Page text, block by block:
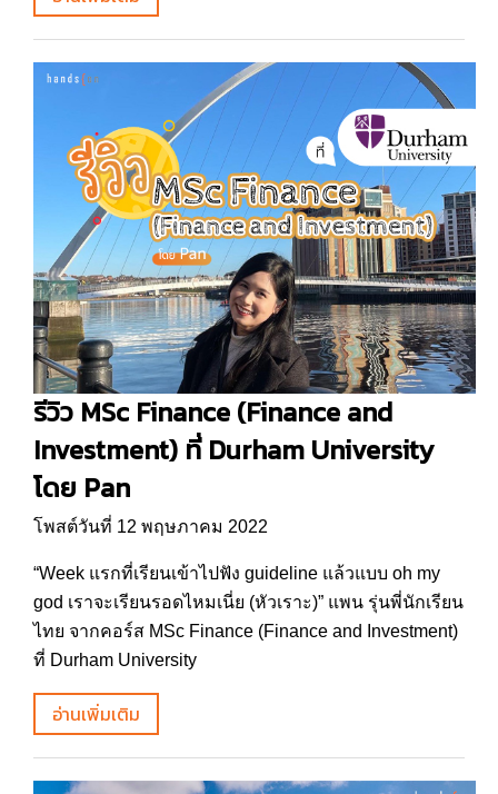
รีวิว MSc Finance (Finance and
Investment) ที่ Durham University
โดย Pan
โพสต์วันที่ 12 พฤษภาคม 2022
“Week แรกที่เรียนเข้าไปฟัง guideline แล้วแบบ oh my
god เราจะเรียนรอดไหมเนี่ย (หัวเราะ)” แพน รุ่นพี่นักเรียน
ไทย จากคอร์ส MSc Finance (Finance and Investment)
ที่ Durham University
อ่านเพิ่มเติม